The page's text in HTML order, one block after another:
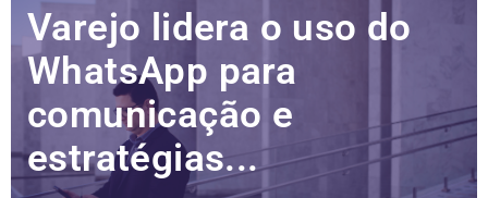
Varejo lidera o uso do
WhatsApp para
comunicação e
estratégias...